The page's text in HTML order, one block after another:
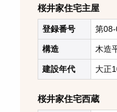
桜井家住宅主屋
登録番号 第
構造 木造
建設年代 大正
桜井家住宅西蔵